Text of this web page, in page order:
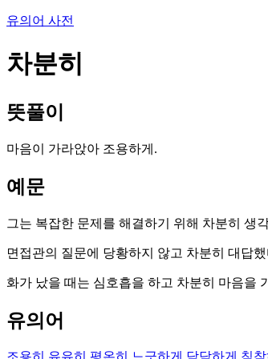
유의어 사전
차분히
뜻풀이
마음이 가라앉아 조용하게.
예문
그는 복잡한 문제를 해결하기 위해 차분히 생
면접관의 질문에 당황하지 않고 차분히 대답했
화가 났을 때는 심호흡을 하고 차분히 마음을
유의어